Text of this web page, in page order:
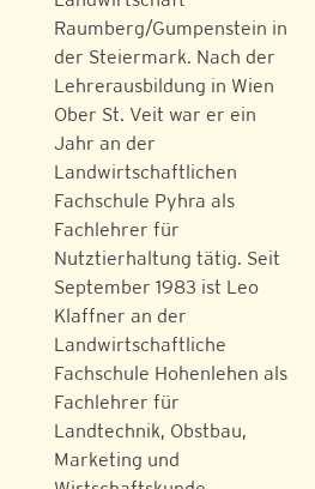
Raumberg/Gumpenstein in
der Steiermark. Nach der
Lehrerausbildung in Wien
Ober St. Veit war er ein
Jahr an der
Landwirtschaftlichen
Fachschule Pyhra als
Fachlehrer für
Nutztierhaltung tätig. Seit
September 1983 ist Leo
Klaffner an der
Landwirtschaftliche
Fachschule Hohenlehen als
Fachlehrer für
Landtechnik, Obstbau,
Marketing und